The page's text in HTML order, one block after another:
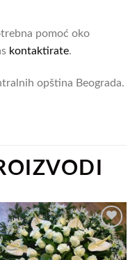
pomoć oko
kontaktirate.
opština Beograda.
Add to
Wishlist